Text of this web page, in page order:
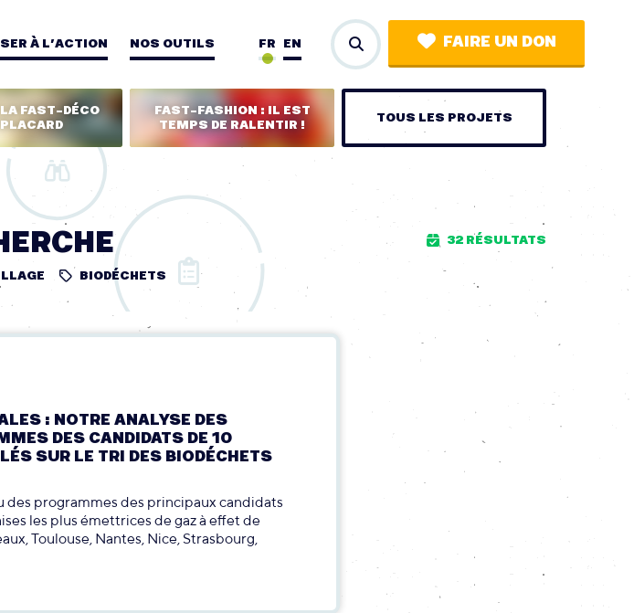
À L’ACTION NOS OUTILS EN
FR FAIRE UN DON
FAST-DÉCO
FAST-FASHION : IL EST
TEMPS DE RALENTIR !
TOUS LES PROJETS
BIODÉCHETS
: NOTRE ANALYSE DES
DES CANDIDATS DE 10
SUR LE TRI DES BIODÉCHETS
des programmes des principaux candidats
les plus émettrices de gaz à effet de
Toulouse, Nantes, Nice, Strasbourg,
32 RÉSULTATS